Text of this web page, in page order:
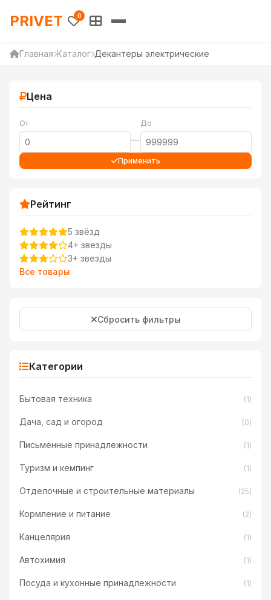
PRIVET — Каталог товаров
PRIVET 0
Главная Каталог Декантеры электрические
Цена
От
—
До
Применить
Рейтинг
5 звёзд
4+ звезды
3+ звезды
Все товары
Сбросить фильтры
Категории
Бытовая техника (1)
Дача, сад и огород (0)
Письменные принадлежности (1)
Туризм и кемпинг (1)
Отделочные и строительные материалы (25)
Кормление и питание (2)
Канцелярия (1)
Автохимия (1)
Посуда и кухонные принадлежности (1)